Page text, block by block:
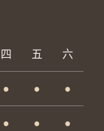
四 五 六
● ● ●
● ● ●